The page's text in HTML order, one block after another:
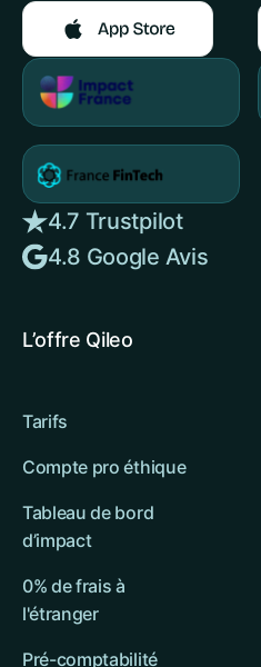
4.7 Trustpilot
4.8 Google Avis
L’offre Qileo
Tarifs
Compte pro éthique
Tableau de bord
d’impact
0% de frais à
l'étranger
Pré-comptabilité